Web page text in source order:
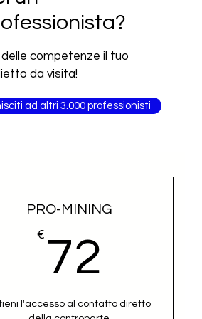
delle competenze il tuo
da visita!
ad altri 3.000 professionisti
PRO-MINING
€ 72
l'accesso al contatto diretto